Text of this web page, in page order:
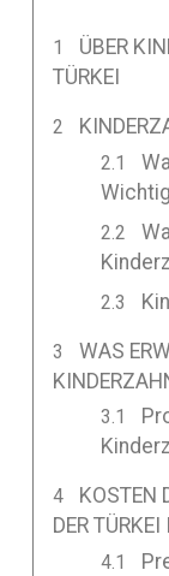
ÜBER
TÜRKEI
WAS
KOSTEN
DER